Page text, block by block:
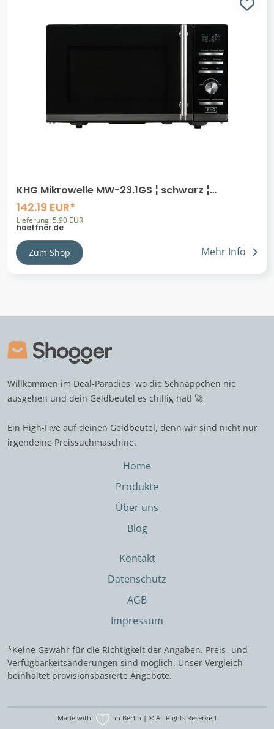
KHG Mikrowelle MW-23.1GS ¦ schwarz ¦
Metall,Kunststoff,Glas ¦ Maße (cm): B:
142.19 EUR*
Lieferung: 5.90 EUR
hoeffner.de
Zum Shop Mehr Info
Willkommen im Deal-Paradies, wo die Schnäppchen nie
ausgehen und dein Geldbeutel es chillig hat! 🚀
Ein High-Five auf deinen Geldbeutel, denn wir sind nicht nur
irgendeine Preissuchmaschine.
Home
Produkte
Über uns
Blog
Kontakt
Datenschutz
AGB
Impressum
*Keine Gewähr für die Richtigkeit der Angaben. Preis- und
Verfügbarkeitsänderungen sind möglich. Unser Vergleich
beinhaltet provisionsbasierte Angebote.
Made with in Berlin | ® All Rights Reserved